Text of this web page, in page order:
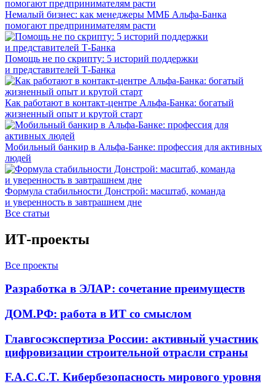
Немалый бизнес: как менеджеры ММБ Альфа-Банка
помогают предпринимателям расти
Помощь не по скрипту: 5 историй поддержки
и представителей Т-Банка
Как работают в контакт-центре Альфа-Банка: богатый
жизненный опыт и крутой старт
Мобильный банкир в Альфа-Банке: профессия для активных
людей
Формула стабильности Донстрой: масштаб, команда
и уверенность в завтрашнем дне
Все статьи
ИТ-проекты
Все проекты
Разработка в ЭЛАР: сочетание преимуществ
ДОМ.РФ: работа в ИТ со смыслом
Главгосэкспертиза России: активный участник
цифровизации строительной отрасли страны
F.A.C.C.T. Кибербезопасность мирового уровня